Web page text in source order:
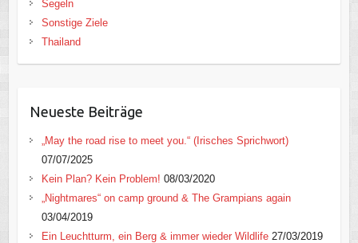
Segeln
Sonstige Ziele
Thailand
Neueste Beiträge
„May the road rise to meet you.“ (Irisches Sprichwort)
07/07/2025
Kein Plan? Kein Problem! 08/03/2020
„Nightmares“ on camp ground & The Grampians again
03/04/2019
Ein Leuchtturm, ein Berg & immer wieder Wildlife 27/03/2019